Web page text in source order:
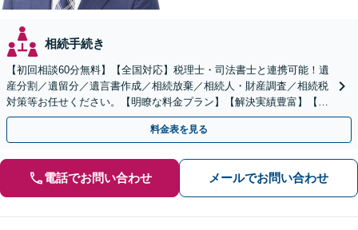
相続手続き
【初回相談60分無料】【全国対応】税理士・司法書士と連携可能！遺
産分割／遺留分／遺言書作成／相続放棄／相続人・財産調査／相続税
対策等お任せください。【明瞭な料金プラン】【解決実績豊富】【電
話相談可】
料金表を見る
電話でお問い合わせ メールでお問い合わせ